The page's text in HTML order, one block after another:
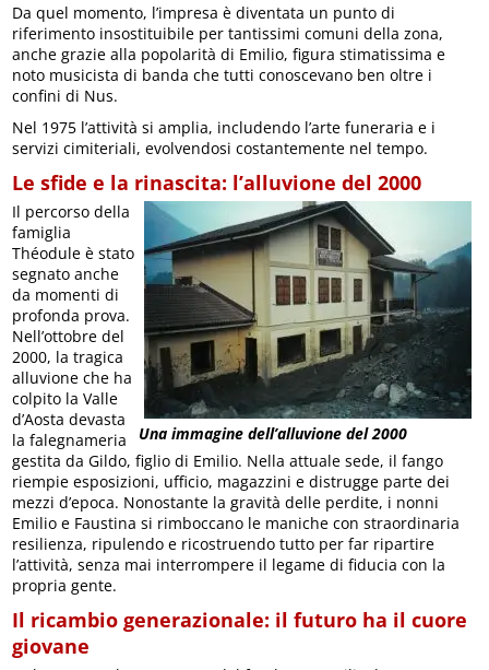
Da quel momento, l’impresa è diventata un punto di
riferimento insostituibile per tantissimi comuni della zona,
anche grazie alla popolarità di Emilio, figura stimatissima e
noto musicista di banda che tutti conoscevano ben oltre i
confini di Nus.
Nel 1975 l’attività si amplia, includendo l’arte funeraria e i
servizi cimiteriali, evolvendosi costantemente nel tempo.
Le sfide e la rinascita: l’alluvione del 2000
Una immagine dell’alluvione del 2000
Il percorso della
famiglia
Théodule è stato
segnato anche
da momenti di
profonda prova.
Nell’ottobre del
2000, la tragica
alluvione che ha
colpito la Valle
d’Aosta devasta
la falegnameria
gestita da Gildo, figlio di Emilio. Nella attuale sede, il fango
riempie esposizioni, ufficio, magazzini e distrugge parte dei
mezzi d’epoca. Nonostante la gravità delle perdite, i nonni
Emilio e Faustina si rimboccano le maniche con straordinaria
resilienza, ripulendo e ricostruendo tutto per far ripartire
l’attività, senza mai interrompere il legame di fiducia con la
propria gente.
Il ricambio generazionale: il futuro ha il cuore
giovane